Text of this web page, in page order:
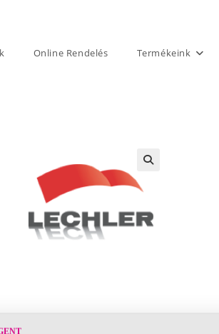
Online Rendelés Termékeink